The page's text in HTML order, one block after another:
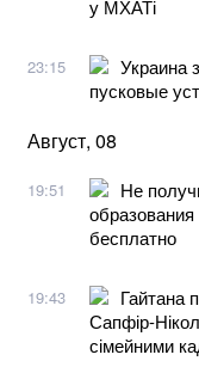
у МХАТі
23:15
Украина
пусковые
Август, 08
19:51
Не
бесплатно
19:43
Гайтана
Сапфір-
сімейними